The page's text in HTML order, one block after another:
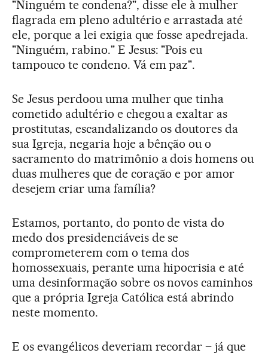
"Ninguém te condena?", disse ele à mulher
flagrada em pleno adultério e arrastada até
ele, porque a lei exigia que fosse apedrejada.
"Ninguém, rabino." E Jesus: "Pois eu
tampouco te condeno. Vá em paz".
Se Jesus perdoou uma mulher que tinha
cometido adultério e chegou a exaltar as
prostitutas, escandalizando os doutores da
sua Igreja, negaria hoje a bênção ou o
sacramento do matrimônio a dois homens ou
duas mulheres que de coração e por amor
desejem criar uma família?
Estamos, portanto, do ponto de vista do
medo dos presidenciáveis de se
comprometerem com o tema dos
homossexuais, perante uma hipocrisia e até
uma desinformação sobre os novos caminhos
que a própria Igreja Católica está abrindo
neste momento.
E os evangélicos deveriam recordar – já que